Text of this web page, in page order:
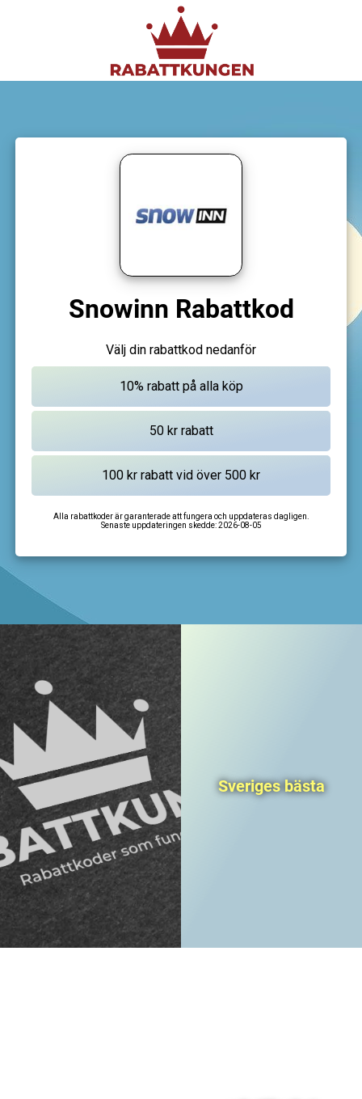
Snowinn Rabattkod
Välj din rabattkod nedanför
Alla rabattkoder är garanterade att fungera och uppdateras dagligen.
Senaste uppdateringen skedde:2026-08-05
Sveriges bästa